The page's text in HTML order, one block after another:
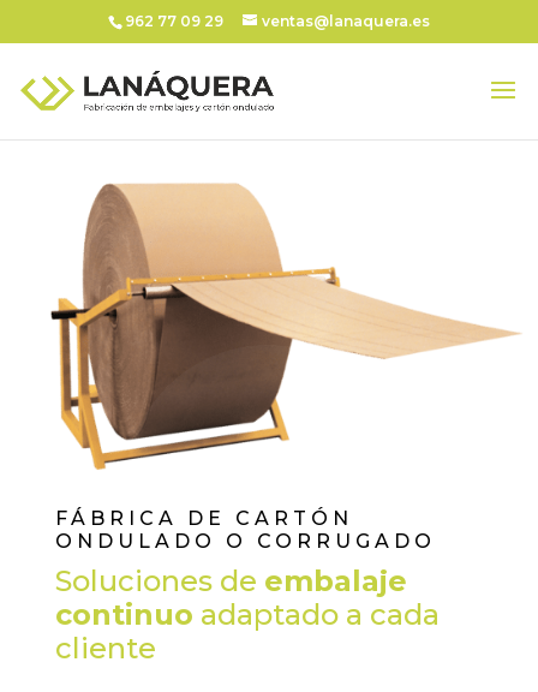
962 77 09 29 ventas@lanaquera.es
FÁBRICA DE CARTÓN
ONDULADO O CORRUGADO
Soluciones de embalaje
continuo adaptado a cada
cliente